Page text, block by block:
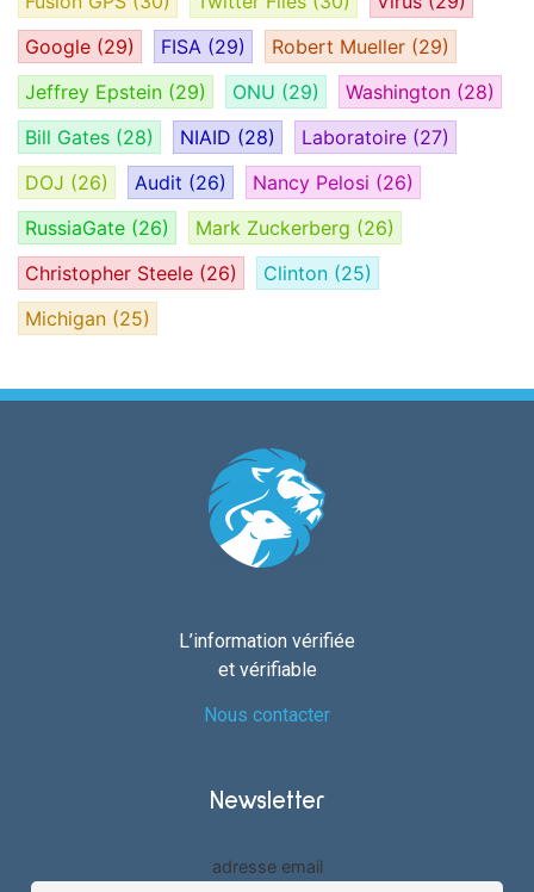
Google (29) FISA (29) Robert Mueller (29)
Jeffrey Epstein (29) ONU (29) Washington (28)
Bill Gates (28) NIAID (28) Laboratoire (27)
DOJ (26) Audit (26) Nancy Pelosi (26)
RussiaGate (26) Mark Zuckerberg (26)
Christopher Steele (26) Clinton (25)
Michigan (25)
L’information vérifiée
et vérifiable
Nous contacter
Newsletter
adresse email